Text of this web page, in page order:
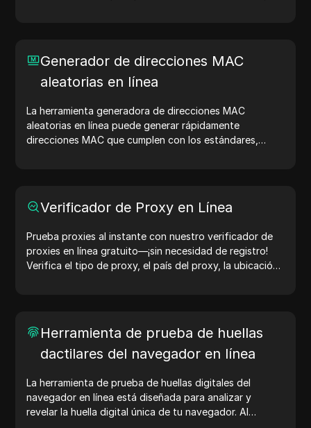
y optimización del desarrollo. Simplifica tus flujos de
trabajo: ¡genera agentes de usuario hoy!
Generador de direcciones MAC
aleatorias en línea
La herramienta generadora de direcciones MAC
aleatorias en línea puede generar rápidamente
direcciones MAC que cumplen con los estándares,
Verificador de Proxy en Línea
Prueba proxies al instante con nuestro verificador de
proxies en línea gratuito—¡sin necesidad de registro!
Verifica el tipo de proxy, el país del proxy, la ubicación
Herramienta de prueba de huellas
dactilares del navegador en línea
La herramienta de prueba de huellas digitales del
navegador en línea está diseñada para analizar y
revelar la huella digital única de tu navegador. Al